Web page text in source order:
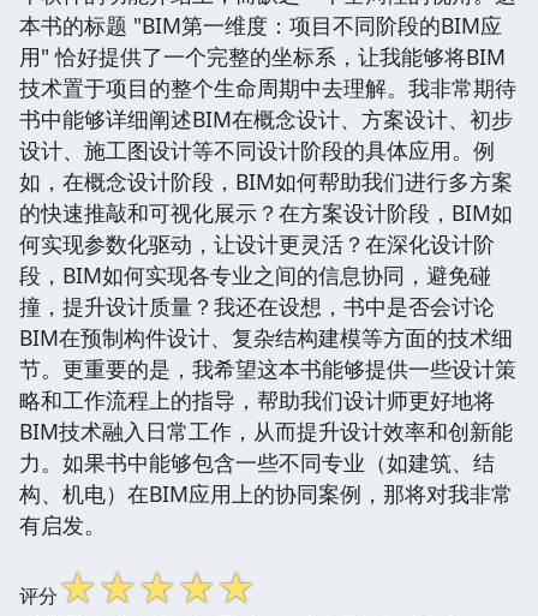
本书的标题 "BIM第一维度：项目不同阶段的BIM应
用" 恰好提供了一个完整的坐标系，让我能够将BIM
技术置于项目的整个生命周期中去理解。我非常期待
书中能够详细阐述BIM在概念设计、方案设计、初步
设计、施工图设计等不同设计阶段的具体应用。例
如，在概念设计阶段，BIM如何帮助我们进行多方案
的快速推敲和可视化展示？在方案设计阶段，BIM如
何实现参数化驱动，让设计更灵活？在深化设计阶
段，BIM如何实现各专业之间的信息协同，避免碰
撞，提升设计质量？我还在设想，书中是否会讨论
BIM在预制构件设计、复杂结构建模等方面的技术细
节。更重要的是，我希望这本书能够提供一些设计策
略和工作流程上的指导，帮助我们设计师更好地将
BIM技术融入日常工作，从而提升设计效率和创新能
力。如果书中能够包含一些不同专业（如建筑、结
构、机电）在BIM应用上的协同案例，那将对我非常
有启发。
评分☆☆☆☆☆